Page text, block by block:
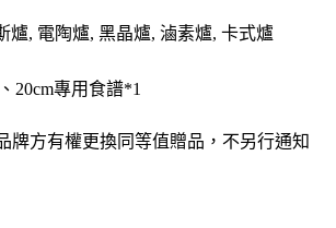
爐, 電陶爐, 黑晶爐, 滷素爐, 卡式爐
20cm專用食譜*1
牌方有權更換同等值贈品，不另行通知